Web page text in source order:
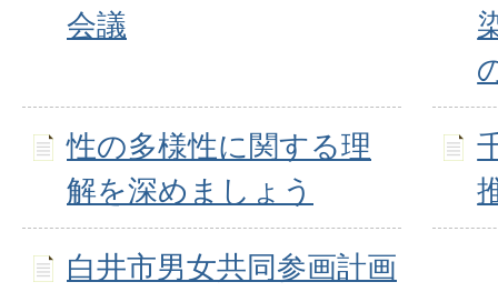
会議
性の多様性に関する理
解を深めましょう
白井市男女共同参画計画